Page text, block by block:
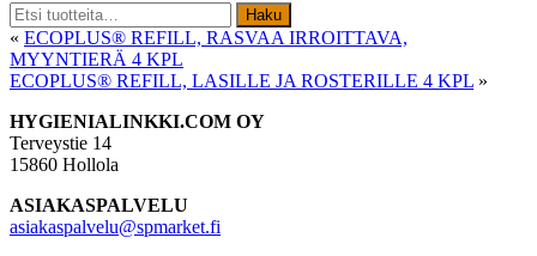
Etsi: Haku
« ECOPLUS® REFILL, RASVAA IRROITTAVA,
MYYNTIERÄ 4 KPL
ECOPLUS® REFILL, LASILLE JA ROSTERILLE 4 KPL »
Footer
HYGIENIALINKKI.COM OY
Terveystie 14
15860 Hollola
ASIAKASPALVELU
asiakaspalvelu@spmarket.fi